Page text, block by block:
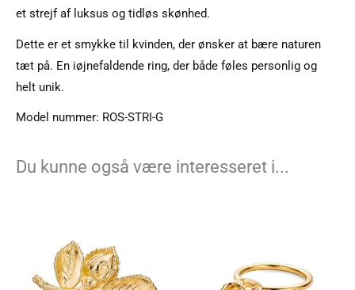
et strejf af luksus og tidløs skønhed.
Dette er et smykke til kvinden, der ønsker at bære naturen
tæt på. En iøjnefaldende ring, der både føles personlig og
helt unik.
Model nummer: ROS-STRI-G
Du kunne også være interesseret i...